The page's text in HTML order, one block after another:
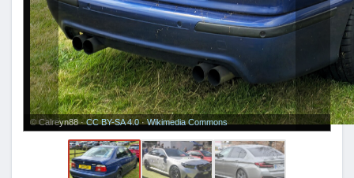
© Calreyn88 ·CC BY-SA 4.0·Wikimedia Commons